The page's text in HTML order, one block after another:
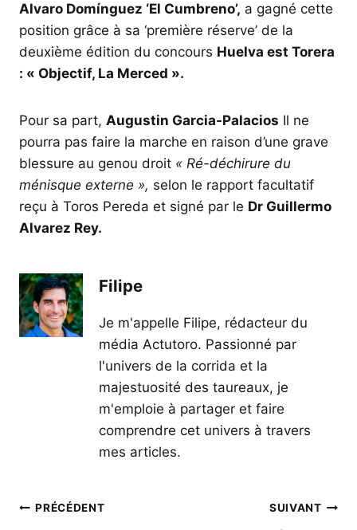
Alvaro Domínguez ‘El Cumbreno’, a gagné cette
position grâce à sa ‘première réserve’ de la
deuxième édition du concours Huelva est Torera
: « Objectif, La Merced ».
Pour sa part, Augustin Garcia-Palacios Il ne
pourra pas faire la marche en raison d’une grave
blessure au genou droit « Ré-déchirure du
ménisque externe », selon le rapport facultatif
reçu à Toros Pereda et signé par le Dr Guillermo
Alvarez Rey.
Filipe
Je m'appelle Filipe, rédacteur du
média Actutoro. Passionné par
l'univers de la corrida et la
majestuosité des taureaux, je
m'emploie à partager et faire
comprendre cet univers à travers
mes articles.
Navigation
PRÉCÉDENT SUIVANT